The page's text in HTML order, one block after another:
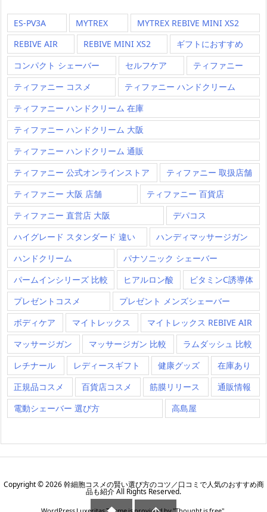
ES-PV3A MYTREX
MYTREX REBIVE MINI XS2
REBIVE AIR
REBIVE MINI XS2
ギフトにおすすめ
コンパクト シェーバー
セルフケア
ティファニー
ティファニー コスメ
ティファニー ハンドクリーム
ティファニー ハンドクリーム 在庫
ティファニー ハンドクリーム 大阪
ティファニー ハンドクリーム 通販
ティファニー 公式オンラインストア
ティファニー 取扱店舗
ティファニー 大阪 店舗
ティファニー 百貨店
ティファニー 直営店 大阪
デパコス
ハイグレード スタンダード 違い
ハンディマッサージガン
ハンドクリーム
パナソニック シェーバー
パームインシリーズ 比較
ヒアルロン酸
ビタミンC誘導体
プレゼントコスメ
プレゼント メンズシェーバー
ボディケア
マイトレックス
マイトレックス REBIVE AIR
マッサージガン
マッサージガン 比較
ラムダッシュ 比較
レチナール
レディースギフト 健康グッズ
在庫あり
正規品コスメ
百貨店コスメ 筋膜リリース
通販情報
電動シェーバー 選び方
高島屋
Copyright ©2026 幹細胞コスメの賢い選び方のコツ／口コミで人気のおすすめ商
品も紹介All Rights Reserved.